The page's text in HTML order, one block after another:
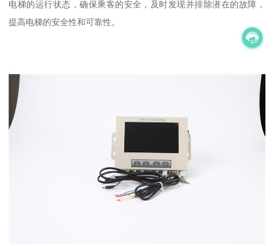
电梯的运行状态，确保乘客的安全，及时发现并排除潜在的故障，
提高电梯的安全性和可靠性。